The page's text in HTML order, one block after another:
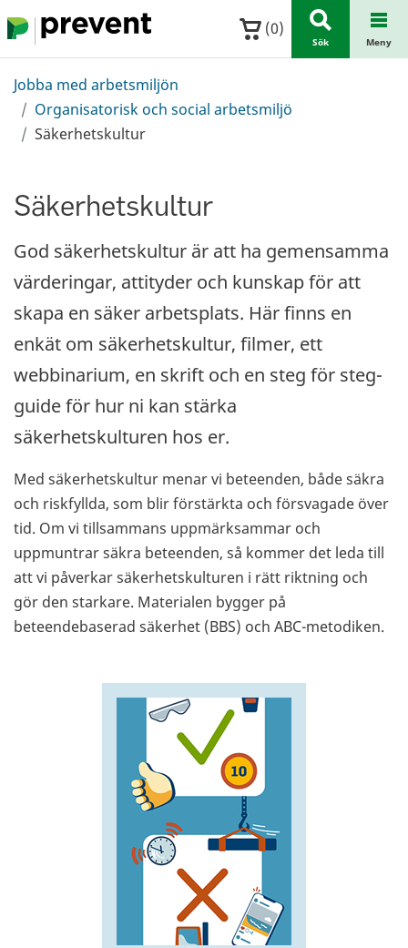
Hoppa till huvudinnehållet (0)
Sök Meny
Jobba med arbetsmiljön
Organisatorisk och social arbetsmiljö
Säkerhetskultur
Säkerhetskultur
God säkerhetskultur är att ha gemensamma
värderingar, attityder och kunskap för att
skapa en säker arbetsplats. Här finns en
enkät om säkerhetskultur, filmer, ett
webbinarium, en skrift och en steg för steg-
guide för hur ni kan stärka
säkerhetskulturen hos er.
Med säkerhetskultur menar vi beteenden, både säkra
och riskfyllda, som blir förstärkta och försvagade över
tid. Om vi tillsammans uppmärksammar och
uppmuntrar säkra beteenden, så kommer det leda till
att vi påverkar säkerhetskulturen i rätt riktning och
gör den starkare. Materialen bygger på
beteendebaserad säkerhet (BBS) och ABC-metodiken.